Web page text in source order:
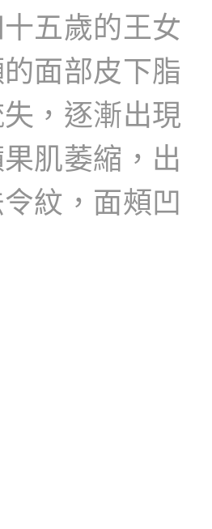
五歲的王女
面部皮下脂
，逐漸出現
肌萎縮，出
紋，面頰凹